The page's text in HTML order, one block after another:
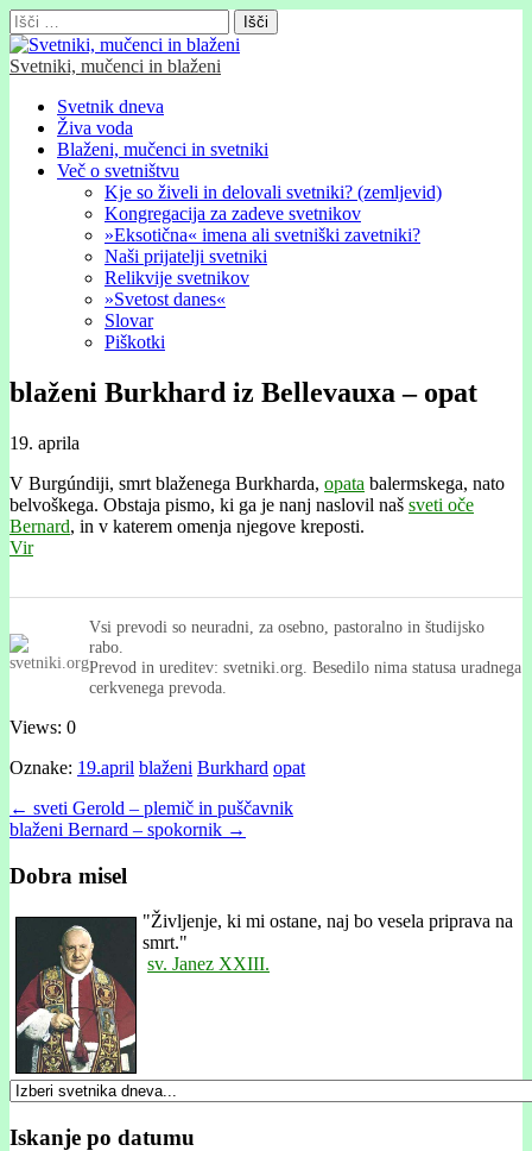
Išči:
Svetniki, mučenci in blaženi
Glavni
meni
Skip
content
Svetnik dneva
Živa voda
Blaženi, mučenci in svetniki
Več o svetništvu
Kje so živeli in delovali svetniki? (zemljevid)
Kongregacija za zadeve svetnikov
»Eksotična« imena ali svetniški zavetniki?
Naši prijatelji svetniki
Relikvije svetnikov
»Svetost danes«
Slovar
Piškotki
blaženi Burkhard iz Bellevauxa – opat
19. aprila
V Burgúndiji, smrt blaženega Burkharda, opata balermskega, nato
belvoškega. Obstaja pismo, ki ga je nanj naslovil naš sveti oče
Bernard, in v katerem omenja njegove kreposti.
Vir
Vsi prevodi so neuradni, za osebno, pastoralno in študijsko
rabo.
Prevod in ureditev: svetniki.org. Besedilo nima statusa uradnega
cerkvenega prevoda.
Views: 0
Oznake: 19.april blaženi Burkhard opat
Post
navigation
← sveti Gerold – plemič in puščavnik
blaženi Bernard – spokornik →
Dobra misel
"Življenje, ki mi ostane, naj bo vesela priprava na
smrt."
sv. Janez XXIII.
Iskanje po datumu